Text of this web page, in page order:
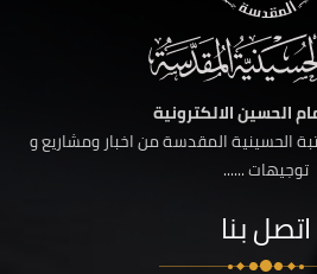
الحسين الالكترونية
الحسينية المقدسة من اخبار ومشاريع و
توجيهات ......
اتصل بنا